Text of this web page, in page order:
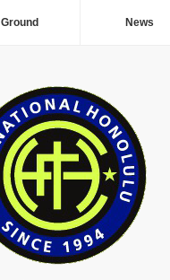
Ground News